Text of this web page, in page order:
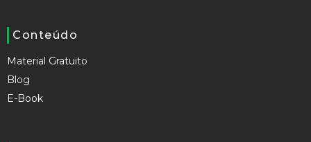
Conteúdo
Material Gratuito
Blog
E-Book